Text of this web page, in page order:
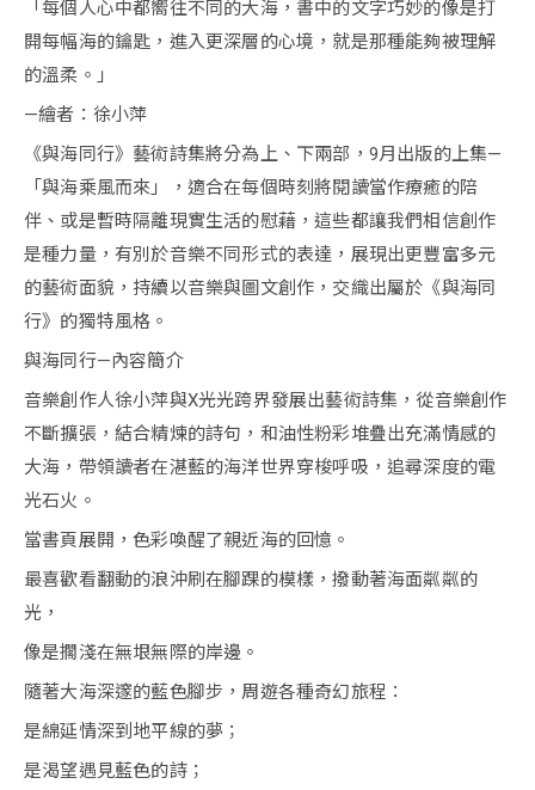
「每個人心中都嚮往不同的大海，書中的文字巧妙的像是打
開每幅海的鑰匙，進入更深層的心境，就是那種能夠被理解
的溫柔。」
—繪者：徐小萍
《與海同行》藝術詩集將分為上、下兩部，9月出版的上集—
「與海乘風而來」，適合在每個時刻將閱讀當作療癒的陪
伴、或是暫時隔離現實生活的慰藉，這些都讓我們相信創作
是種力量，有別於音樂不同形式的表達，展現出更豐富多元
的藝術面貌，持續以音樂與圖文創作，交織出屬於《與海同
行》的獨特風格。
與海同行—內容簡介
音樂創作人徐小萍與X光光跨界發展出藝術詩集，從音樂創作
不斷擴張，結合精煉的詩句，和油性粉彩堆疊出充滿情感的
大海，帶領讀者在湛藍的海洋世界穿梭呼吸，追尋深度的電
光石火。
當書頁展開，色彩喚醒了親近海的回憶。
最喜歡看翻動的浪沖刷在腳踝的模樣，撥動著海面粼粼的
光，
像是擱淺在無垠無際的岸邊。
隨著大海深邃的藍色腳步，周遊各種奇幻旅程：
是綿延情深到地平線的夢；
是渴望遇見藍色的詩；